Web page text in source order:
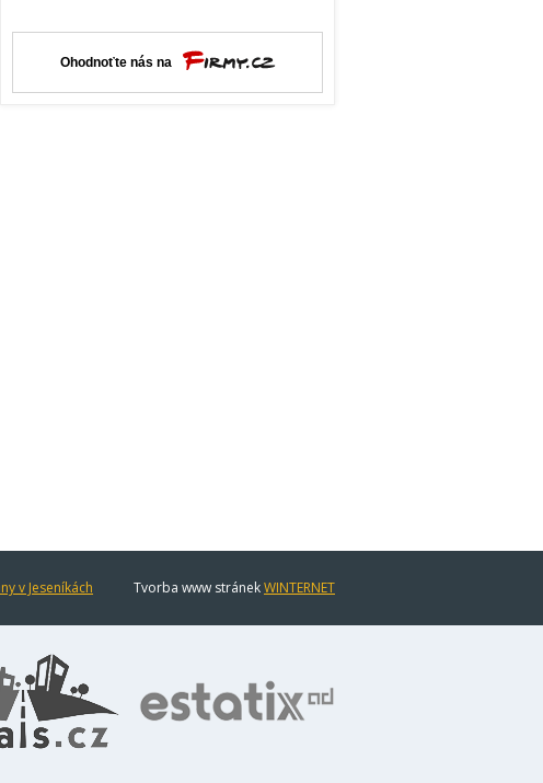
v Jeseníkách Tvorba www stránekWINTERNET